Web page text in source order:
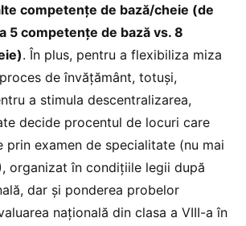
competențe de bază/cheie (de
5 competențe de bază vs. 8
. În plus, pentru a flexibiliza miza
de învățământ, totuși,
a stimula descentralizarea,
decide procentul de locuri care
examen de specialitate (nu mai
organizat în condițiile legii după
dar și ponderea probelor
națională din clasa a VIII-a în